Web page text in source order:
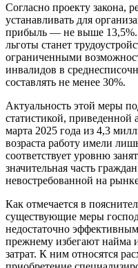
Согласно проекту закона,
устанавливать для
прибыль — не выше 13,5%.
льготы станет
ограниченными
инвалидов в
составлять не менее 30%.
Актуальность этой меры
статистикой,
марта 2025 года из 4,3
возраста работу имели
соответствует уровню
значительная часть
невостребованной на
Как отмечается в
существующие меры
недостаточно
прежнему избегают найма
затрат. К ним относятся